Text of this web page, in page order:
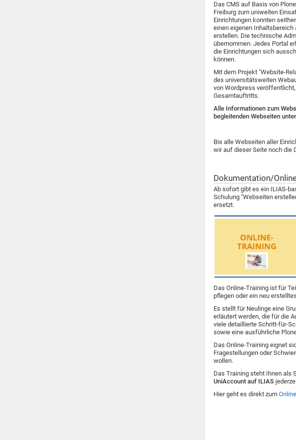
Das CMS auf Basis von
Freiburg zum uniweiten
Einrichtungen konnten
einen eigenen
erstellen. Die technische
übernommen. Jedes Portal
die Einrichtungen sich
können.
Mit dem Projekt "Website-
des universitätsweiten
von Wordpress
Gesamtauftritts.
Alle Informationen zum
begleitenden Webseiten unter
Bis alle Webseiten aller
wir auf dieser Seite noch die
Dokumentation/
Ab sofort gibt es ein ILIAS-
Schulung "Webseiten
ersetzt.
Das Online-Training ist für
pflegen oder ein neu
Es stellt für Neulinge eine
erläutert werden, die für die
viele detaillierte Schritt-für-
sowie eine ausführliche
Das Online-Training eignet
Fragestellungen oder
wollen.
Das Training steht Ihnen als
UniAccount auf ILIAS
Hier geht es direkt zum